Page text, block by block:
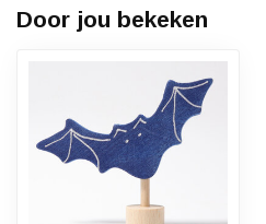
Door jou bekeken